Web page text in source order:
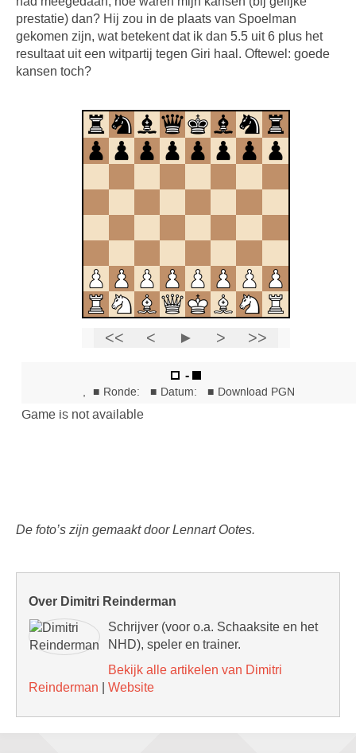
prestatie) dan? Hij zou in de plaats van Spoelman
gekomen zijn, wat betekent dat ik dan 5.5 uit 6 plus het
resultaat uit een witpartij tegen Giri haal. Oftewel: goede
kansen toch?
De foto’s zijn gemaakt door Lennart Ootes.
Over Dimitri Reinderman
Schrijver (voor o.a. Schaaksite en het
NHD), speler en trainer.
Bekijk alle artikelen van Dimitri
Reinderman
Website